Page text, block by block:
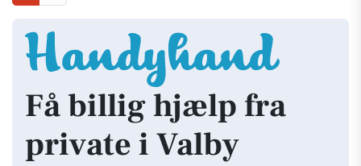
Få billig hjælp fra
private i Valby